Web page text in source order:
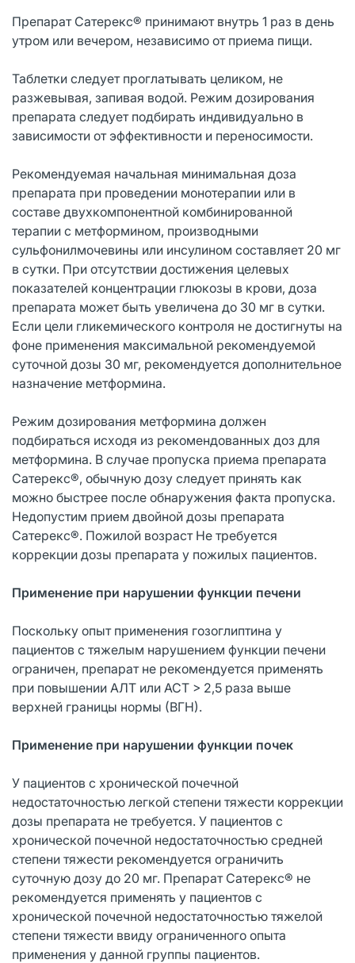
Препарат Сатерекс® принимают внутрь 1 раз в день
утром или вечером, независимо от приема пищи.
Таблетки следует проглатывать целиком, не
разжевывая, запивая водой. Режим дозирования
препарата следует подбирать индивидуально в
зависимости от эффективности и переносимости.
Рекомендуемая начальная минимальная доза
препарата при проведении монотерапии или в
составе двухкомпонентной комбинированной
терапии с метформином, производными
сульфонилмочевины или инсулином составляет 20 мг
в сутки. При отсутствии достижения целевых
показателей концентрации глюкозы в крови, доза
препарата может быть увеличена до 30 мг в сутки.
Если цели гликемического контроля не достигнуты на
фоне применения максимальной рекомендуемой
суточной дозы 30 мг, рекомендуется дополнительное
назначение метформина.
Режим дозирования метформина должен
подбираться исходя из рекомендованных доз для
метформина. В случае пропуска приема препарата
Сатерекс®, обычную дозу следует принять как
можно быстрее после обнаружения факта пропуска.
Недопустим прием двойной дозы препарата
Сатерекс®. Пожилой возраст Не требуется
коррекции дозы препарата у пожилых пациентов.
Применение при нарушении функции печени
Поскольку опыт применения гозоглиптина у
пациентов с тяжелым нарушением функции печени
ограничен, препарат не рекомендуется применять
при повышении АЛТ или АСТ > 2,5 раза выше
верхней границы нормы (ВГН).
Применение при нарушении функции почек
У пациентов с хронической почечной
недостаточностью легкой степени тяжести коррекции
дозы препарата не требуется. У пациентов с
хронической почечной недостаточностью средней
степени тяжести рекомендуется ограничить
суточную дозу до 20 мг. Препарат Сатерекс® не
рекомендуется применять у пациентов с
хронической почечной недостаточностью тяжелой
степени тяжести ввиду ограниченного опыта
применения у данной группы пациентов.